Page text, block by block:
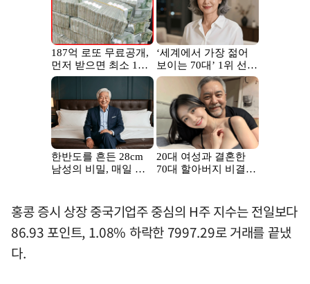
홍콩 증시 상장 중국기업주 중심의 H주 지수는 전일보다
86.93 포인트, 1.08% 하락한 7997.29로 거래를 끝냈
다.